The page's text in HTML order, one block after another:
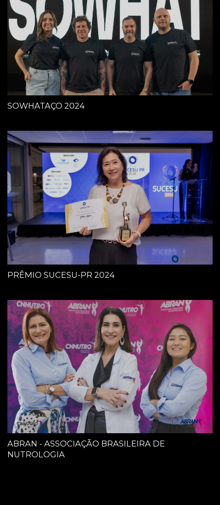
SOWHATAÇO 2024
PRÊMIO SUCESU-PR 2024
ABRAN - ASSOCIAÇÃO BRASILEIRA DE
NUTROLOGIA